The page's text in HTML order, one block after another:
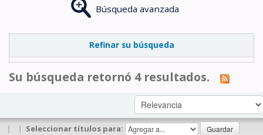
Búsqueda avanzada
Refinar su búsqueda
Su búsqueda retornó 4 resultados.
| | Seleccionar títulos para: